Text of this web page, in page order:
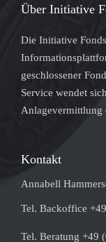
Über Initiative
Die Initiative
geschlossener
Service wendet
Anlagevermittlung
Kontakt
Annabell
Tel. Backoffice
Tel. Beratung +49